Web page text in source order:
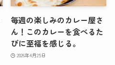
毎週の楽しみのカレー屋さ
ん！このカレーを食べるた
びに至福を感じる。
2026年4月25日